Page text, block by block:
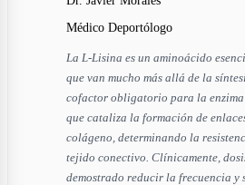
Médico Deportólogo
La L-Lisina es un aminoácido
que van mucho más allá de la
cofactor obligatorio para la
que cataliza la formación de
colágeno, determinando la
tejido conectivo. Clínicamente,
demostrado reducir la frecuencia y